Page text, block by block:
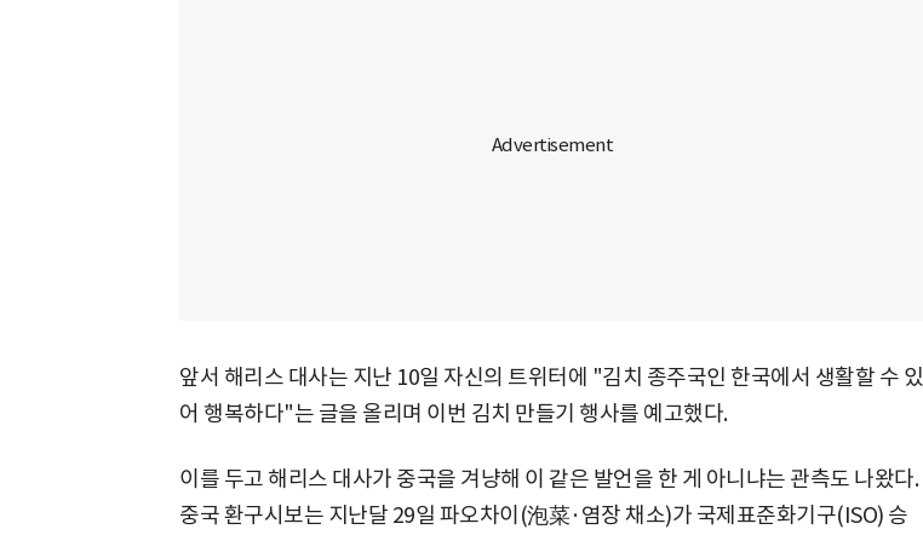
앞서 해리스 대사는 지난 10일 자신의 트위터에 "김치 종주국인 한국에서 생활할 수 있
어 행복하다"는 글을 올리며 이번 김치 만들기 행사를 예고했다.
이를 두고 해리스 대사가 중국을 겨냥해 이 같은 발언을 한 게 아니냐는 관측도 나왔다.
중국 환구시보는 지난달 29일 파오차이(泡菜·염장 채소)가 국제표준화기구(ISO) 승